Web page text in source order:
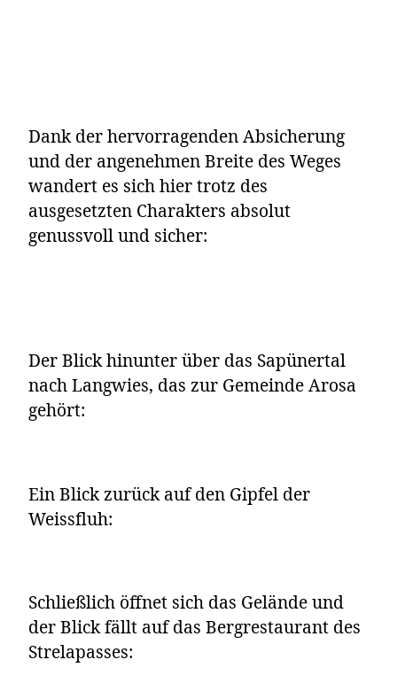
Dank der hervorragenden Absicherung
und der angenehmen Breite des Weges
wandert es sich hier trotz des
ausgesetzten Charakters absolut
genussvoll und sicher:
Der Blick hinunter über das Sapünertal
nach Langwies, das zur Gemeinde Arosa
gehört:
Ein Blick zurück auf den Gipfel der
Weissfluh:
Schließlich öffnet sich das Gelände und
der Blick fällt auf das Bergrestaurant des
Strelapasses: